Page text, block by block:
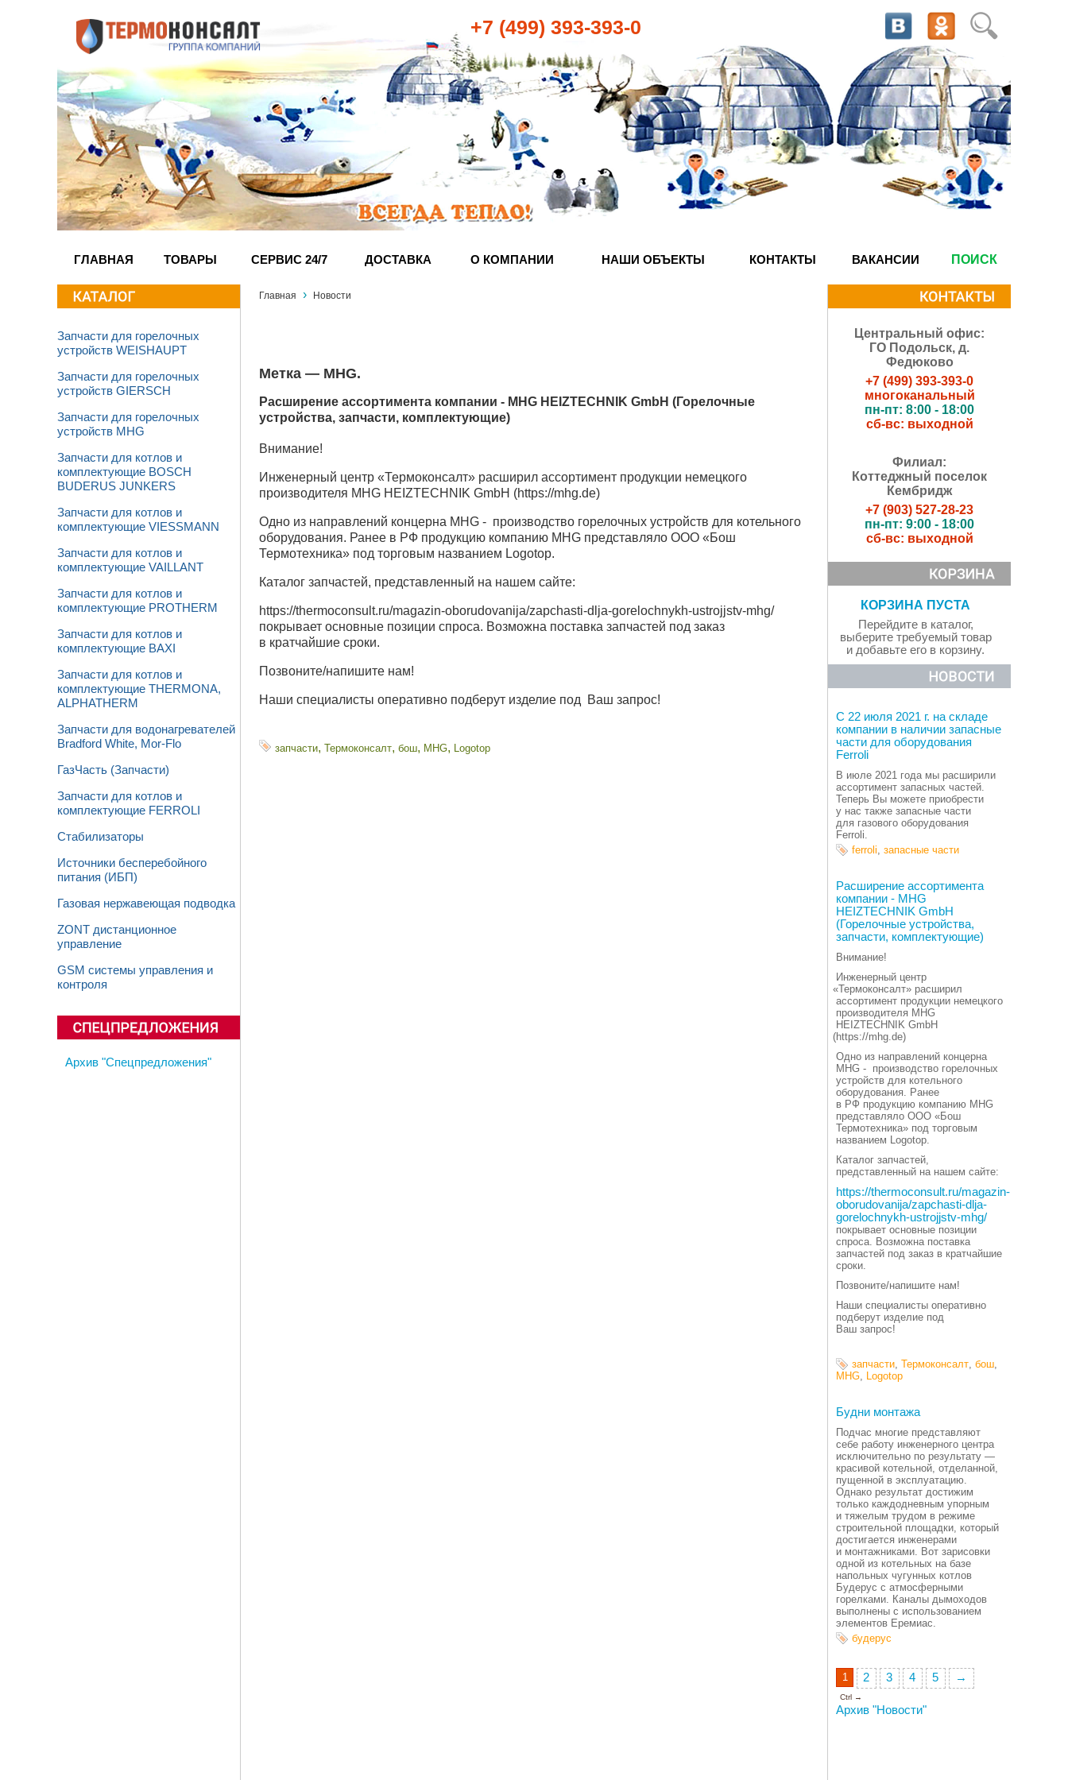
+7 (499) 393-393-0
ГЛАВНАЯ ТОВАРЫ СЕРВИС 24/7 ДОСТАВКА О КОМПАНИИ НАШИ ОБЪЕКТЫ КОНТАКТЫ ВАКАНСИИ ПОИСК
Запчасти для горелочных
устройств WEISHAUPT
Запчасти для горелочных
устройств GIERSCH
Запчасти для горелочных
устройств MHG
Запчасти для котлов и
комплектующие BOSCH
BUDERUS JUNKERS
Запчасти для котлов и
комплектующие VIESSMANN
Запчасти для котлов и
комплектующие VAILLANT
Запчасти для котлов и
комплектующие PROTHERM
Запчасти для котлов и
комплектующие BAXI
Запчасти для котлов и
комплектующие THERMONA,
ALPHATHERM
Запчасти для водонагревателей
Bradford White, Mor-Flo
ГазЧасть (Запчасти)
Запчасти для котлов и
комплектующие FERROLI
Стабилизаторы
Источники бесперебойного
питания (ИБП)
Газовая нержавеющая подводка
ZONT дистанционное
управление
GSM системы управления и
контроля
Архив "Спецпредложения"
Главная › Новости
Метка — MHG.
Расширение ассортимента компании - MHG HEIZTECHNIK GmbH (Горелочные
устройства, запчасти, комплектующие)
Внимание!
Инженерный центр «Термоконсалт» расширил ассортимент продукции немецкого
производителя MHG HEIZTECHNIK GmbH (https://mhg.de)
Одно из направлений концерна MHG - производство горелочных устройств для котельного
оборудования. Ранее в РФ продукцию компанию MHG представляло ООО «Бош
Термотехника» под торговым названием Logotop.
Каталог запчастей, представленный на нашем сайте:
https://thermoconsult.ru/magazin-oborudovanija/zapchasti-dlja-gorelochnykh-ustrojjstv-mhg/
покрывает основные позиции спроса. Возможна поставка запчастей под заказ
в кратчайшие сроки.
Позвоните/напишите нам!
Наши специалисты оперативно подберут изделие под Ваш запрос!
запчасти, Термоконсалт, бош, MHG, Logotop
Центральный офис:
ГО Подольск, д.
Федюково
+7 (499) 393-393-0
многоканальный
пн-пт: 8:00 - 18:00
сб-вс: выходной
Филиал:
Коттеджный поселок
Кембридж
+7 (903) 527-28-23
пн-пт: 9:00 - 18:00
сб-вс: выходной
КОРЗИНА ПУСТА
Перейдите в каталог,
выберите требуемый товар
и добавьте его в корзину.
С 22 июля 2021 г. на складе
компании в наличии запасные
части для оборудования
Ferroli
В июле 2021 года мы расширили
ассортимент запасных частей.
Теперь Вы можете приобрести
у нас также запасные части
для газового оборудования
Ferroli.
ferroli, запасные части
Расширение ассортимента
компании - MHG
HEIZTECHNIK GmbH
(Горелочные устройства,
запчасти, комплектующие)
Внимание!
Инженерный центр
«Термоконсалт» расширил
ассортимент продукции немецкого
производителя MHG
HEIZTECHNIK GmbH
(https://mhg.de)
Одно из направлений концерна
MHG - производство горелочных
устройств для котельного
оборудования. Ранее
в РФ продукцию компанию MHG
представляло ООО «Бош
Термотехника» под торговым
названием Logotop.
Каталог запчастей,
представленный на нашем сайте:
https://thermoconsult.ru/magazin-
oborudovanija/zapchasti-dlja-
gorelochnykh-ustrojjstv-mhg/
покрывает основные позиции
спроса. Возможна поставка
запчастей под заказ в кратчайшие
сроки.
Позвоните/напишите нам!
Наши специалисты оперативно
подберут изделие под
Ваш запрос!
запчасти, Термоконсалт, бош,
MHG, Logotop
Будни монтажа
Подчас многие представляют
себе работу инженерного центра
исключительно по результату —
красивой котельной, отделанной,
пущенной в эксплуатацию.
Однако результат достижим
только каждодневным упорным
и тяжелым трудом в режиме
строительной площадки, который
достигается инженерами
и монтажниками. Вот зарисовки
одной из котельных на базе
напольных чугунных котлов
Будерус с атмосферными
горелками. Каналы дымоходов
выполнены с использованием
элементов Еремиас.
будерус
1 2 3 4 5 →
Ctrl →
Архив "Новости"